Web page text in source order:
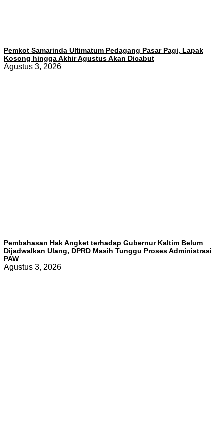
Pemkot Samarinda Ultimatum Pedagang Pasar Pagi, Lapak
Kosong hingga Akhir Agustus Akan Dicabut
Agustus 3, 2026
Pembahasan Hak Angket terhadap Gubernur Kaltim Belum
Dijadwalkan Ulang, DPRD Masih Tunggu Proses Administrasi
PAW
Agustus 3, 2026